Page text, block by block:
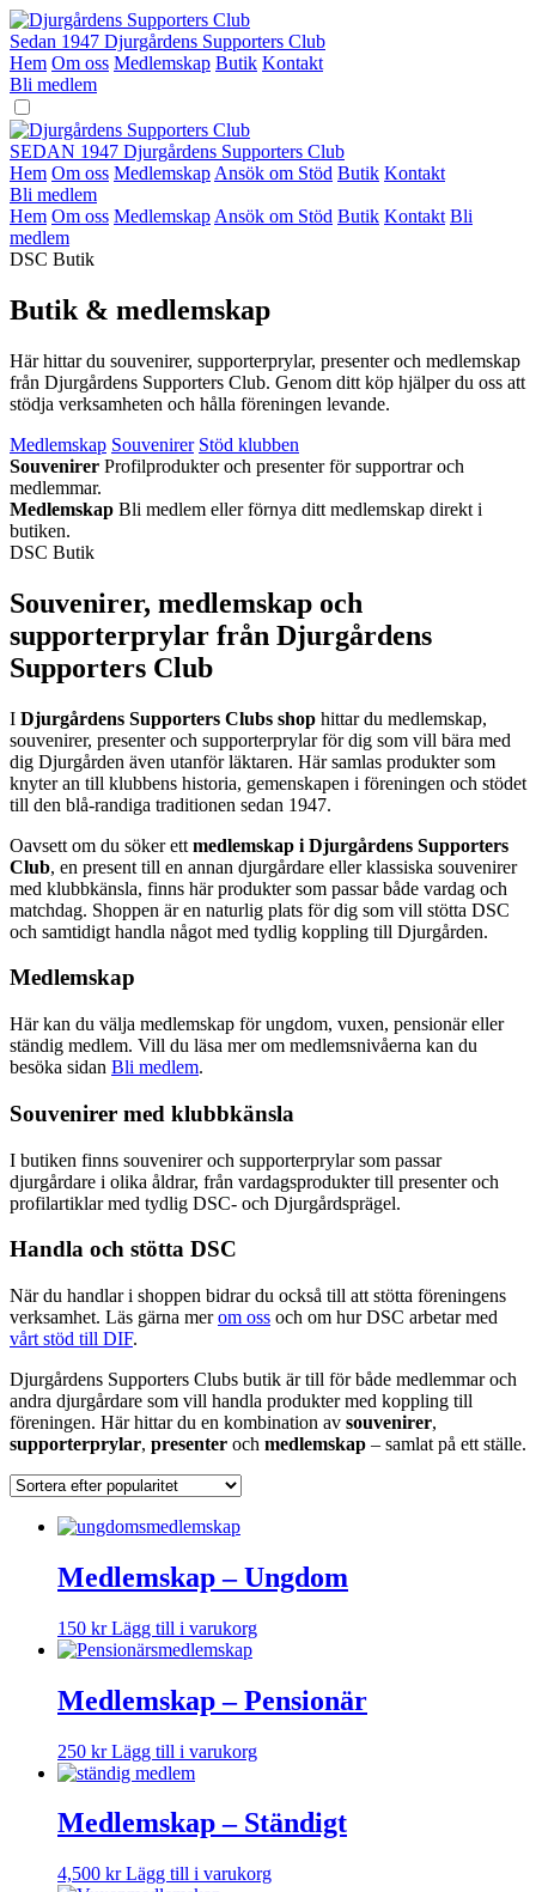
Hoppa
till
innehåll
Sedan 1947 Djurgårdens Supporters Club
Hem Om oss Medlemskap Butik Kontakt
Bli medlem
SEDAN 1947 Djurgårdens Supporters Club
Hem Om oss Medlemskap Ansök om Stöd Butik Kontakt
Bli medlem
Hem Om oss Medlemskap Ansök om Stöd Butik Kontakt Bli
medlem
DSC Butik
Butik & medlemskap
Här hittar du souvenirer, supporterprylar, presenter och medlemskap
från Djurgårdens Supporters Club. Genom ditt köp hjälper du oss att
stödja verksamheten och hålla föreningen levande.
Medlemskap Souvenirer Stöd klubben
Souvenirer Profilprodukter och presenter för supportrar och
medlemmar.
Medlemskap Bli medlem eller förnya ditt medlemskap direkt i
butiken.
DSC Butik
Souvenirer, medlemskap och
supporterprylar från Djurgårdens
Supporters Club
I Djurgårdens Supporters Clubs shop hittar du medlemskap,
souvenirer, presenter och supporterprylar för dig som vill bära med
dig Djurgården även utanför läktaren. Här samlas produkter som
knyter an till klubbens historia, gemenskapen i föreningen och stödet
till den blå-randiga traditionen sedan 1947.
Oavsett om du söker ett medlemskap i Djurgårdens Supporters
Club, en present till en annan djurgårdare eller klassiska souvenirer
med klubbkänsla, finns här produkter som passar både vardag och
matchdag. Shoppen är en naturlig plats för dig som vill stötta DSC
och samtidigt handla något med tydlig koppling till Djurgården.
Medlemskap
Här kan du välja medlemskap för ungdom, vuxen, pensionär eller
ständig medlem. Vill du läsa mer om medlemsnivåerna kan du
besöka sidan Bli medlem.
Souvenirer med klubbkänsla
I butiken finns souvenirer och supporterprylar som passar
djurgårdare i olika åldrar, från vardagsprodukter till presenter och
profilartiklar med tydlig DSC- och Djurgårdsprägel.
Handla och stötta DSC
När du handlar i shoppen bidrar du också till att stötta föreningens
verksamhet. Läs gärna merom oss och om hur DSC arbetar med
vårt stöd till DIF.
Djurgårdens Supporters Clubs butik är till för både medlemmar och
andra djurgårdare som vill handla produkter med koppling till
föreningen. Här hittar du en kombination av souvenirer,
supporterprylar, presenter och medlemskap – samlat på ett ställe.
Medlemskap – Ungdom
150 kr Lägg till i varukorg
Medlemskap – Pensionär
250 kr Lägg till i varukorg
Medlemskap – Ständigt
4,500 kr Lägg till i varukorg